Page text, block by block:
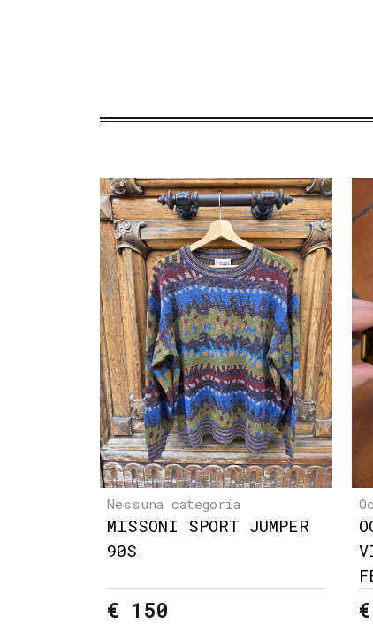
Nessuna categoria
MISSONI SPORT JUMPER
90S
€ 150